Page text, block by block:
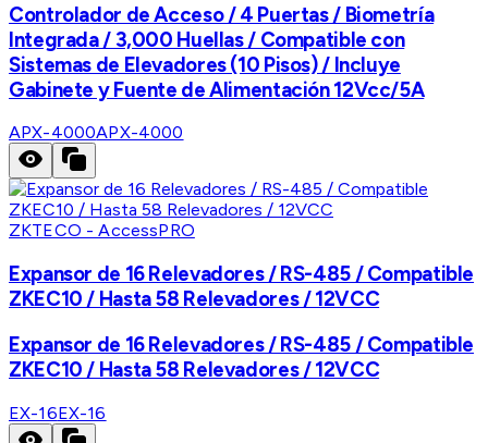
Controlador de Acceso / 4 Puertas / Biometría
Integrada / 3,000 Huellas / Compatible con
Sistemas de Elevadores (10 Pisos) / Incluye
Gabinete y Fuente de Alimentación 12Vcc/5A
APX-4000APX-4000
ZKTECO - AccessPRO
Expansor de 16 Relevadores / RS-485 / Compatible
ZKEC10 / Hasta 58 Relevadores / 12VCC
Expansor de 16 Relevadores / RS-485 / Compatible
ZKEC10 / Hasta 58 Relevadores / 12VCC
EX-16EX-16